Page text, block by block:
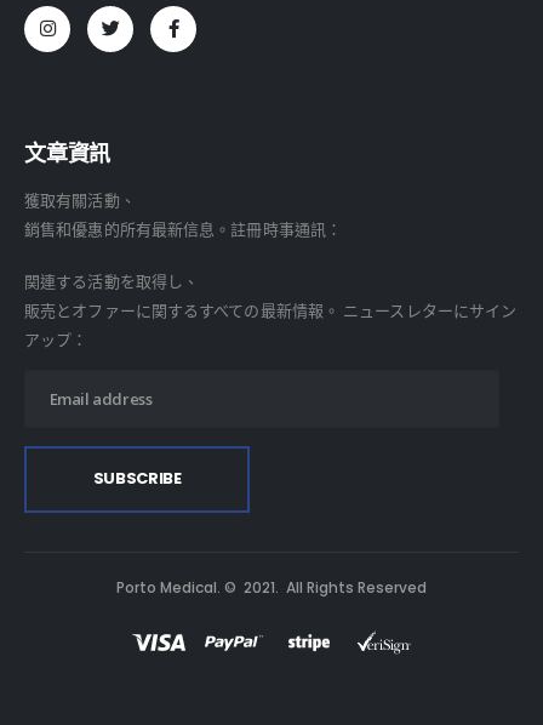
文章資訊
獲取有關活動、
銷售和優惠的所有最新信息。註冊時事通訊：
関連する活動を取得し、
販売とオファーに関するすべての最新情報。 ニュースレターにサイン
アップ：
Porto Medical. © 2021. All Rights Reserved